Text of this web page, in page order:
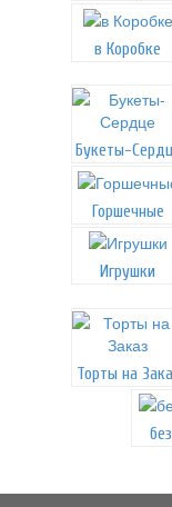
в Коробке
Букеты-
Горшечные
Игрушки
Торты на